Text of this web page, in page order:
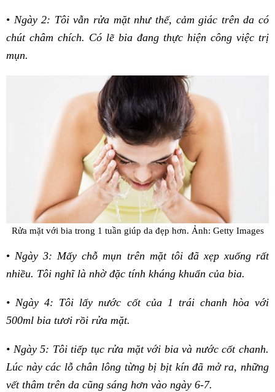
• Ngày 2: Tôi vẫn rửa mặt như thế, cảm giác trên da có
chút châm chích. Có lẽ bia đang thực hiện công việc trị
mụn.
Rửa mặt với bia trong 1 tuần giúp da đẹp hơn. Ảnh: Getty Images
•Ngày 3: Mấy chỗ mụn trên mặt tôi đã xẹp xuống rất
nhiều. Tôi nghĩ là nhờ đặc tính kháng khuẩn của bia.
• Ngày 4: Tôi lấy nước cốt của 1 trái chanh hòa với
500ml bia tươi rồi rửa mặt.
• Ngày 5: Tôi tiếp tục rửa mặt với bia và nước cốt chanh.
Lúc này các lỗ chân lông từng bị bịt kín đã mở ra, những
vết thâm trên da cũng sáng hơn vào ngày 6-7.